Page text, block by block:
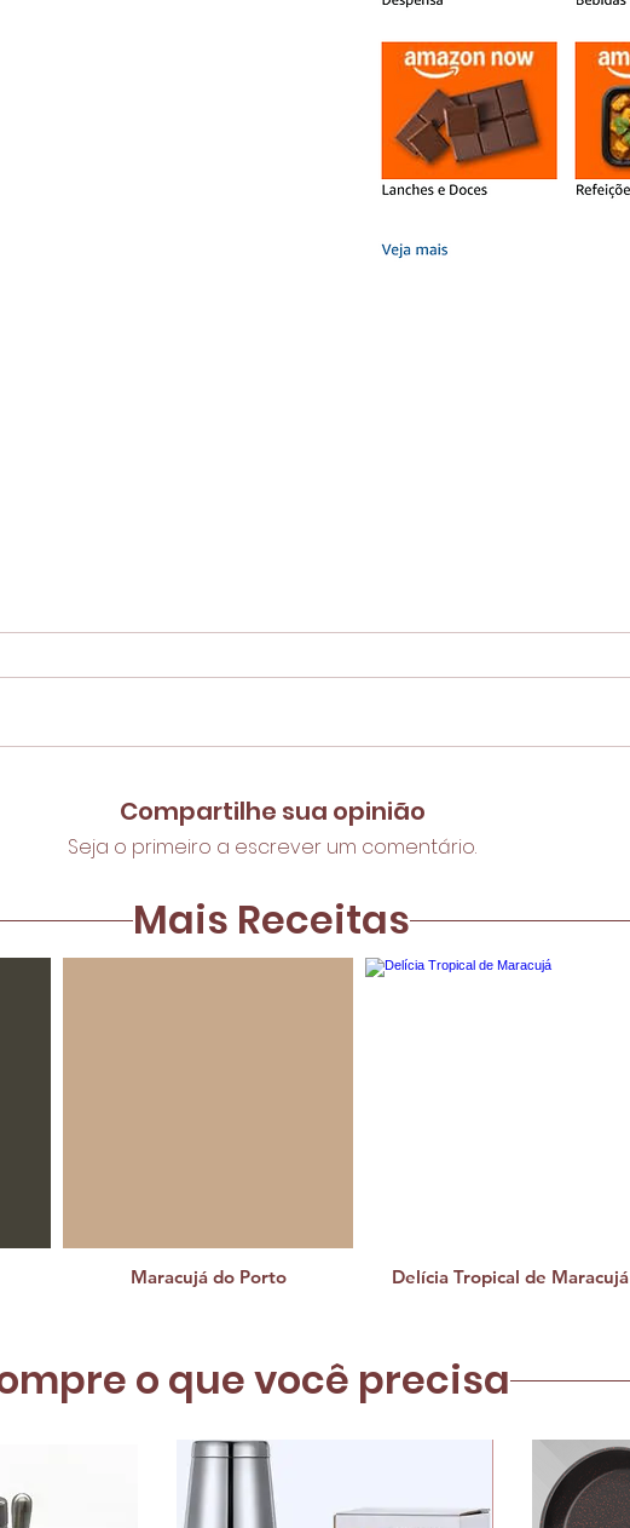
Compartilhe sua opinião
Seja o primeiro a escrever um comentário.
Mais Receitas
Maracujá do Porto Delícia Tropical de Maracujá
o que você precisa